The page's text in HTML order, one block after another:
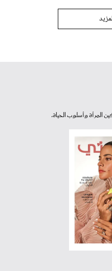
المرأة وأسلوب الحياة.